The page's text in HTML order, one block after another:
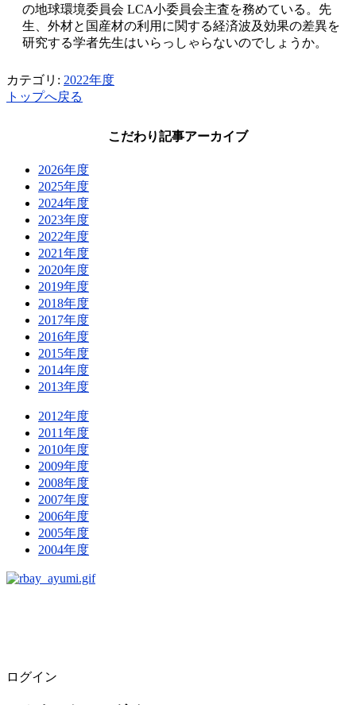
の地球環境委員会 LCA小委員会主査を務めている。先
生、外材と国産材の利用に関する経済波及効果の差異を
研究する学者先生はいらっしゃらないのでしょうか。
カテゴリ: 2022年度
トップへ戻る
こだわり記事アーカイブ
2026年度
2025年度
2024年度
2023年度
2022年度
2021年度
2020年度
2019年度
2018年度
2017年度
2016年度
2015年度
2014年度
2013年度
2012年度
2011年度
2010年度
2009年度
2008年度
2007年度
2006年度
2005年度
2004年度
ログイン